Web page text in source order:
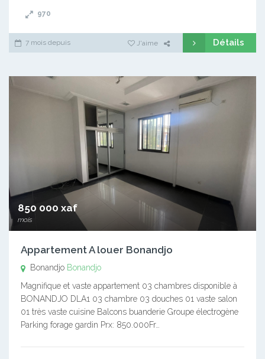
970
7 mois depuis J'aime Détails
850 000 xaf
mois
Appartement A louer Bonandjo
Bonandjo Bonandjo
Magnifique et vaste appartement 03 chambres disponible à
BONANDJO DLA1 03 chambre 03 douches 01 vaste salon
01 très vaste cuisine Balcons buanderie Groupe électrogène
Parking forage gardin Prx: 850.000Fr…